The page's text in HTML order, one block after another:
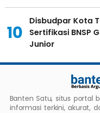
10
Disbudpar Kota
Sertifikasi BNSP
Junior
Banten Satu, situs portal
informasi terkini, akurat,